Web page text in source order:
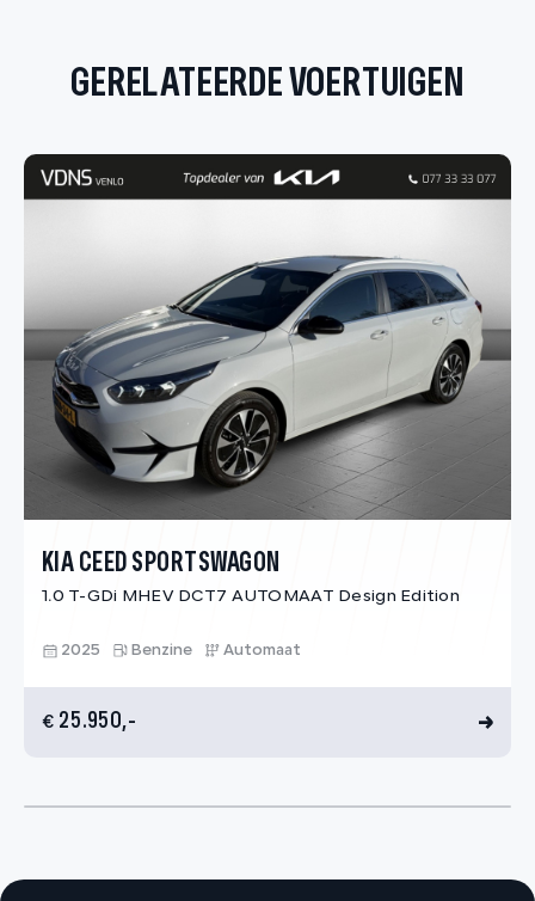
GERELATEERDE VOERTUIGEN
KIA CEED SPORTSWAGON
1.0 T-GDi MHEV DCT7 AUTOMAAT Design Edition
2025 Benzine Automaat
€ 25.950,-